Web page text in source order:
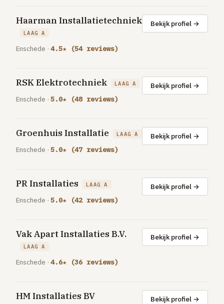
Tools
Over ons
Haarman Installatietechniek
LAAG A
Enschede · 4.5★ (54 reviews)
Bekijk profiel →
RSK Elektrotechniek LAAG A
Enschede · 5.0★ (48 reviews)
Bekijk profiel →
Groenhuis Installatie LAAG A
Enschede · 5.0★ (47 reviews)
Bekijk profiel →
PR Installaties LAAG A
Enschede · 5.0★ (42 reviews)
Bekijk profiel →
Vak Apart Installaties B.V.
LAAG A
Enschede · 4.6★ (36 reviews)
Bekijk profiel →
HM Installaties BV Bekijk profiel →